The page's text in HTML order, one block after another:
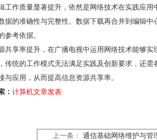
工作质量显著提升，依然是网络技术在实践应
据的准确性与完整性。数据下载再合并到编辑
参考依据。
共享率提升，在广播电视中运用网络技术能够
传统的工作模式无法满足实践及创新要求，还
与应用，从而提高信息资源共享率。
： 计算机文章发表
上一条： 通信基础网络维护与管